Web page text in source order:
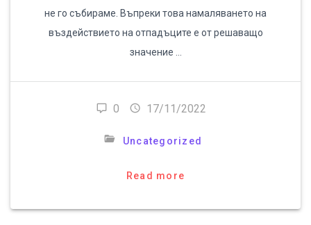
не го събираме. Въпреки това намаляването на
въздействието на отпадъците е от решаващо
значение …
0 17/11/2022
Uncategorized
Read more